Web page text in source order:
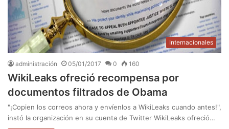
Internacionales
administración 05/01/2017 0 160
WikiLeaks ofreció recompensa por
documentos filtrados de Obama
"¡Copien los correos ahora y envíenlos a WikiLeaks cuando antes!",
instó la organización en su cuenta de Twitter WikiLeaks ofreció…